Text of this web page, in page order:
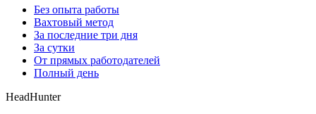
Без опыта работы
Вахтовый метод
За последние три дня
За сутки
От прямых работодателей
Полный день
HeadHunter